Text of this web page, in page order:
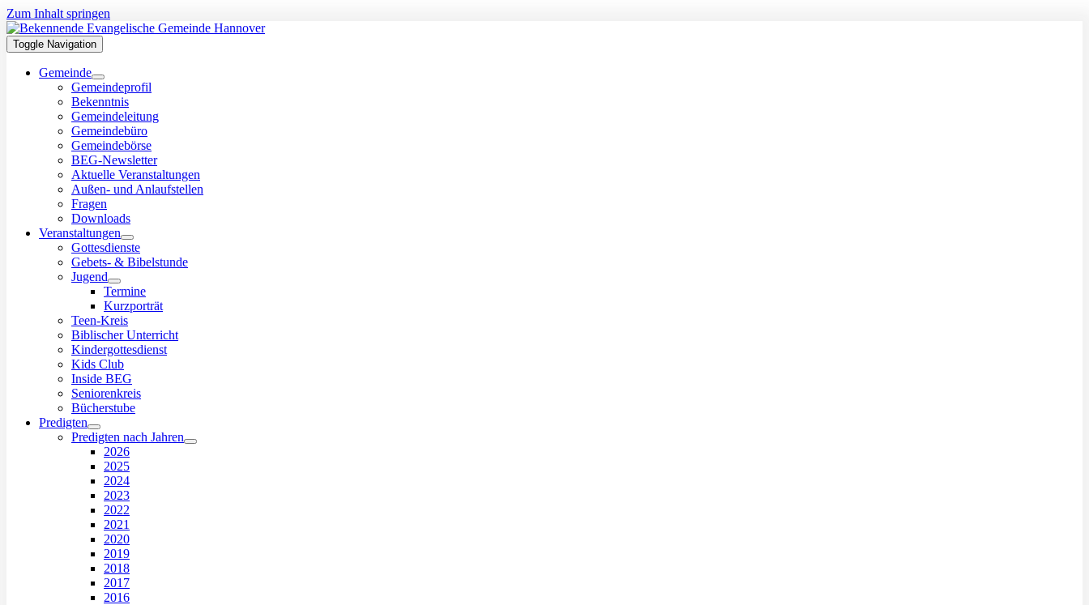
Zum Inhalt springen
Toggle Navigation
Gemeinde
Gemeindeprofil
Bekenntnis
Gemein­de­lei­tung
Gemeindebüro
Gemeindebörse
BEG-Newsletter
Aktuelle Veranstaltungen
Außen- und Anlaufstellen
Fragen
Downloads
Veranstaltungen
Gottesdienste
Gebets- & Bibelstunde
Jugend
Termine
Kurzporträt
Teen-Kreis
Biblischer Unterricht
Kindergottesdienst
Kids Club
Inside BEG
Seniorenkreis
Bücherstube
Predigten
Predigten nach Jahren
2026
2025
2024
2023
2022
2021
2020
2019
2018
2017
2016